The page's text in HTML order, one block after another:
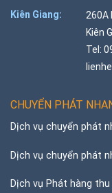
Kiên Giang:
260A
Kiên
Tel:
CHUYỂN PHÁT
Dịch vụ chuyển phát
Dịch vụ chuyển phát
Dịch vụ Phát hàng thu